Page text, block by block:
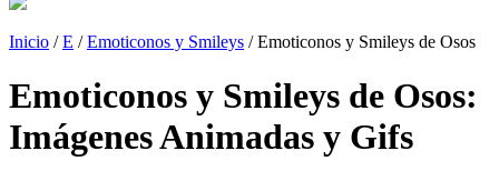
Inicio /E /Emoticonos y Smileys / Emoticonos y Smileys de Osos
Emoticonos y Smileys de Osos:
Imágenes Animadas y Gifs